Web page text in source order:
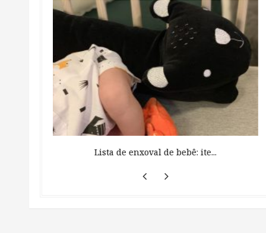
Lista de enxoval de bebê: ite...